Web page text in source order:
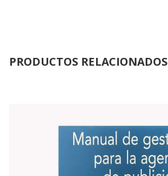
PRODUCTOS RELACIONADOS